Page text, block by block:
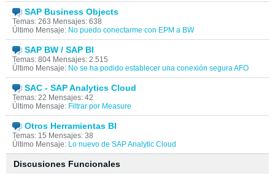
SAP Business Objects
Temas: 263 Mensajes: 638
Último Mensaje: No puedo conectarme con EPM a BW
SAP BW / SAP BI
Temas: 804 Mensajes: 2.515
Último Mensaje: No se ha podido establecer una conexión segura AFO
SAC - SAP Analytics Cloud
Temas: 22 Mensajes: 42
Último Mensaje: Filtrar por Measure
Otros Herramientas BI
Temas: 15 Mensajes: 38
Último Mensaje: Lo nuevo de SAP Analytic Cloud
Discusiones Funcionales